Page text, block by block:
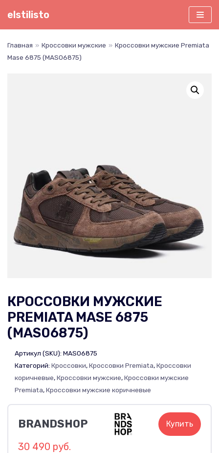
Перейти
elstilisto
Главная » Кроссовки мужские » Кроссовки мужские Premiata
Mase 6875 (MAS06875)
КРОССОВКИ МУЖСКИЕ
PREMIATA MASE 6875
(MAS06875)
Артикул (SKU): MAS06875
Категорий: Кроссовки,Кроссовки Premiata,Кроссовки
коричневые,Кроссовки мужские,Кроссовки мужские
Premiata,Кроссовки мужские коричневые
BRANDSHOP Купить
30 490 руб.